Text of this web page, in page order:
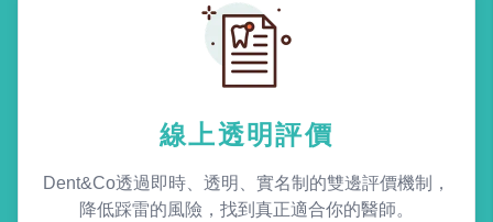
線上透明評價
Dent&Co透過即時、透明、實名制的雙邊評價機制，
降低踩雷的風險，找到真正適合你的醫師。